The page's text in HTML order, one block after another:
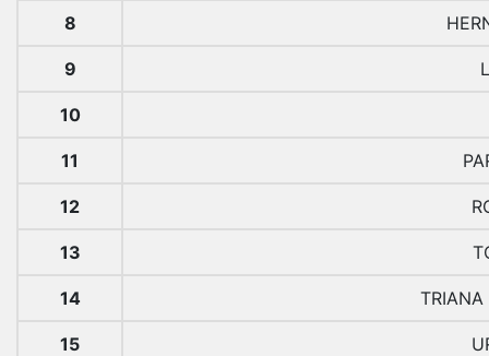
8
9
10
11
12
13
14 TRIANA
15